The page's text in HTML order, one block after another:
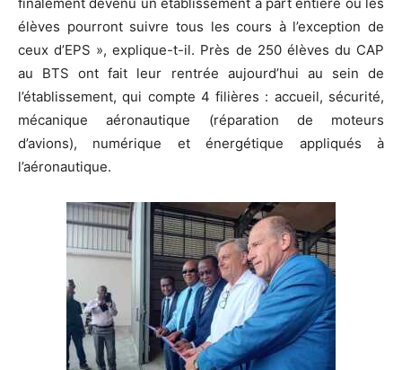
élèves pourront suivre tous les cours à l’exception de
ceux d’EPS », explique-t-il. Près de 250 élèves du CAP
au BTS ont fait leur rentrée aujourd’hui au sein de
l’établissement, qui compte 4 filières : accueil, sécurité,
mécanique aéronautique (réparation de moteurs
d’avions), numérique et énergétique appliqués à
l’aéronautique.